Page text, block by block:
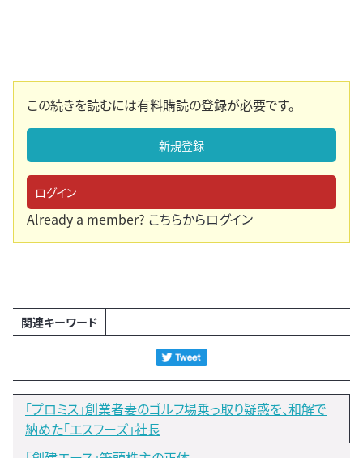
この続きを読むには有料購読の登録が必要です。
新規登録
ログイン
Already a member? こちらからログイン
関連キーワード
「プロミス」創業者妻のゴルフ場乗っ取り疑惑を、和解で
納めた「エスフーズ」社長